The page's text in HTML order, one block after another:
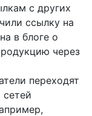
с других
ссылку на
в блоге о
через
переходят